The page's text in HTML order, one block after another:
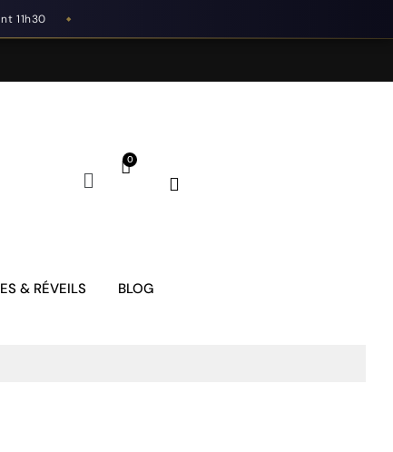
11h30 ◆
& RÉVEILS BLOG